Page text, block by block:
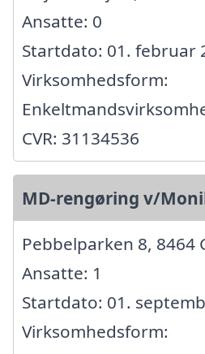
Ansatte: 0
Startdato: 01. februar
Virksomhedsform:
CVR: 31134536
MD-rengøring v/
Pebbelparken 8, 8464
Ansatte: 1
Startdato: 01.
Virksomhedsform: